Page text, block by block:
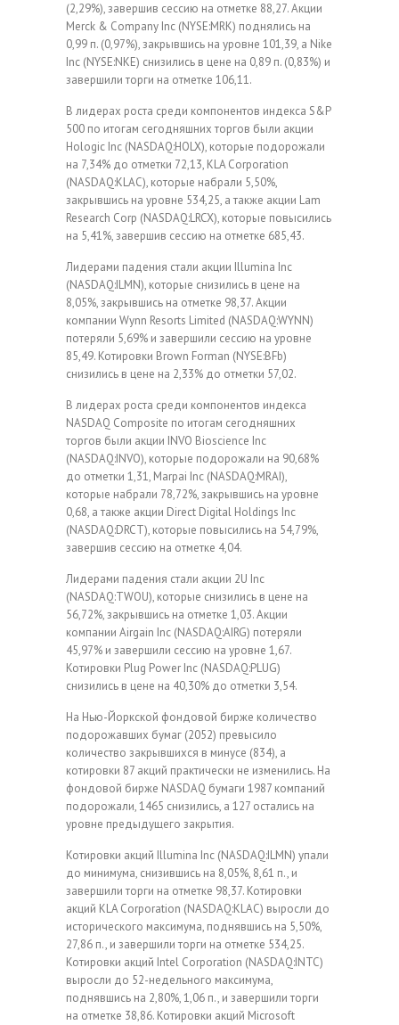
(2,29%), завершив сессию на отметке 88,27. Акции
Merck & Company Inc (NYSE:MRK) поднялись на
0,99 п. (0,97%), закрывшись на уровне 101,39, а Nike
Inc (NYSE:NKE) снизились в цене на 0,89 п. (0,83%) и
завершили торги на отметке 106,11.
В лидерах роста среди компонентов индекса S&P
500 по итогам сегодняшних торгов были акции
Hologic Inc (NASDAQ:HOLX), которые подорожали
на 7,34% до отметки 72,13, KLA Corporation
(NASDAQ:KLAC), которые набрали 5,50%,
закрывшись на уровне 534,25, а также акции Lam
Research Corp (NASDAQ:LRCX), которые повысились
на 5,41%, завершив сессию на отметке 685,43.
Лидерами падения стали акции Illumina Inc
(NASDAQ:ILMN), которые снизились в цене на
8,05%, закрывшись на отметке 98,37. Акции
компании Wynn Resorts Limited (NASDAQ:WYNN)
потеряли 5,69% и завершили сессию на уровне
85,49. Котировки Brown Forman (NYSE:BFb)
снизились в цене на 2,33% до отметки 57,02.
В лидерах роста среди компонентов индекса
NASDAQ Composite по итогам сегодняшних
торгов были акции INVO Bioscience Inc
(NASDAQ:INVO), которые подорожали на 90,68%
до отметки 1,31, Marpai Inc (NASDAQ:MRAI),
которые набрали 78,72%, закрывшись на уровне
0,68, а также акции Direct Digital Holdings Inc
(NASDAQ:DRCT), которые повысились на 54,79%,
завершив сессию на отметке 4,04.
Лидерами падения стали акции 2U Inc
(NASDAQ:TWOU), которые снизились в цене на
56,72%, закрывшись на отметке 1,03. Акции
компании Airgain Inc (NASDAQ:AIRG) потеряли
45,97% и завершили сессию на уровне 1,67.
Котировки Plug Power Inc (NASDAQ:PLUG)
снизились в цене на 40,30% до отметки 3,54.
На Нью-Йоркской фондовой бирже количество
подорожавших бумаг (2052) превысило
количество закрывшихся в минусе (834), а
котировки 87 акций практически не изменились. На
фондовой бирже NASDAQ бумаги 1987 компаний
подорожали, 1465 снизились, a 127 остались на
уровне предыдущего закрытия.
Котировки акций Illumina Inc (NASDAQ:ILMN) упали
до минимума, снизившись на 8,05%, 8,61 п., и
завершили торги на отметке 98,37. Котировки
акций KLA Corporation (NASDAQ:KLAC) выросли до
исторического максимума, поднявшись на 5,50%,
27,86 п., и завершили торги на отметке 534,25.
Котировки акций Intel Corporation (NASDAQ:INTC)
выросли до 52-недельного максимума,
поднявшись на 2,80%, 1,06 п., и завершили торги
на отметке 38,86. Котировки акций Microsoft